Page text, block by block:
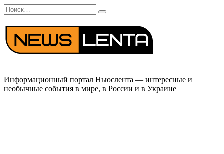
Перейти
к
содержанию
Search
for:
Информационный портал Ньюслента — интересные и
необычные события в мире, в России и в Украине